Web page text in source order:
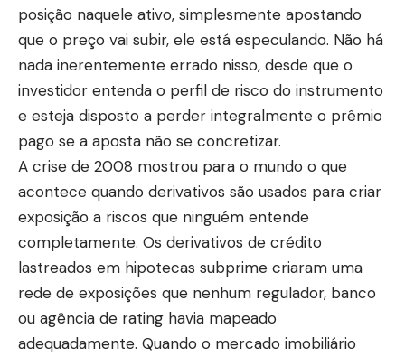
posição naquele ativo, simplesmente apostando
que o preço vai subir, ele está especulando. Não há
nada inerentemente errado nisso, desde que o
investidor entenda o perfil de risco do instrumento
e esteja disposto a perder integralmente o prêmio
pago se a aposta não se concretizar.
A crise de 2008 mostrou para o mundo o que
acontece quando derivativos são usados para criar
exposição a riscos que ninguém entende
completamente. Os derivativos de crédito
lastreados em hipotecas subprime criaram uma
rede de exposições que nenhum regulador, banco
ou agência de rating havia mapeado
adequadamente. Quando o mercado imobiliário